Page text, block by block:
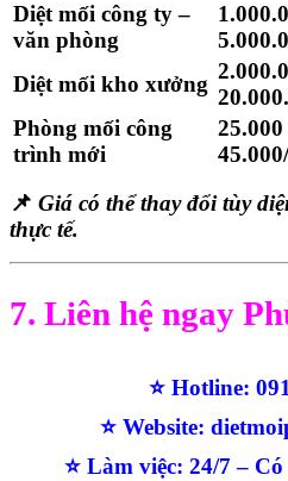
Diệt mối công ty –
văn phòng
Diệt mối kho xưởng
Phòng mối công
trình mới
25.000
📌 Giá có thể thay đổi tùy
thực tế.
7. Liên hệ ngay
⭐ Hotline:
⭐ Website:
⭐ Làm việc: 24/7 –